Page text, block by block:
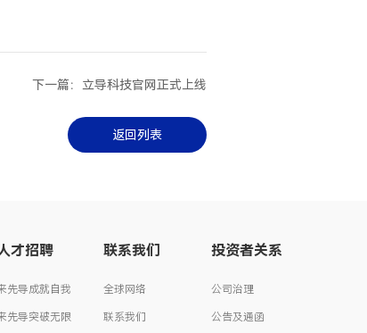
下一篇：立导科技官网正式上线
返回列表
才招聘
先导成就自我
先导突破无限
联系我们
全球网络
联系我们
投资者关系
公司治理
公告及通函